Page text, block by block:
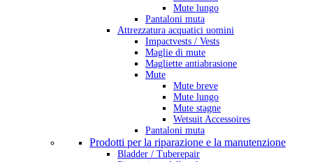
Mute lungo
Pantaloni muta
Attrezzatura acquatici uomini
Impactvests / Vests
Maglie di mute
Magliette antiabrasione
Mute
Mute breve
Mute lungo
Mute stagne
Wetsuit Accessoires
Pantaloni muta
Prodotti per la riparazione e la manutenzione
Bladder / Tuberepair